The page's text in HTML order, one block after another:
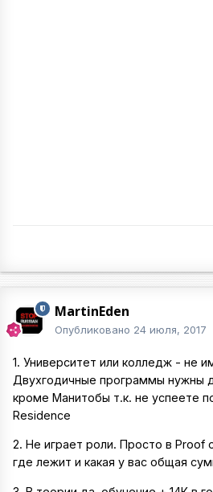
MartinEden
Опубликовано 24 июля, 2017
1. Университет или колледж - не
Двухгодичные программы нужны
кроме Манитобы т.к. не успеете
Residence
2. Не играет роли. Просто в Proof
где лежит и какая у вас общая